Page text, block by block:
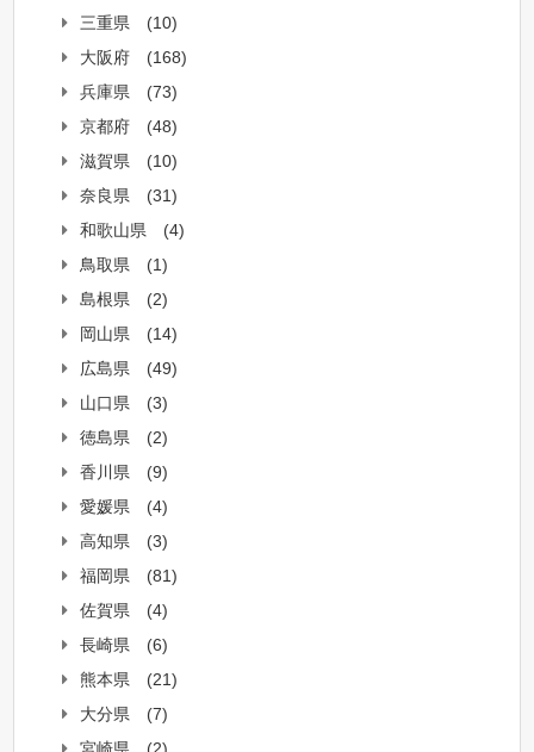
三重県
(10)
大阪府
(168)
兵庫県
(73)
京都府
(48)
滋賀県
(10)
奈良県
(31)
和歌山県
(4)
鳥取県
(1)
島根県
(2)
岡山県
(14)
広島県
(49)
山口県
(3)
徳島県
(2)
香川県
(9)
愛媛県
(4)
高知県
(3)
福岡県
(81)
佐賀県
(4)
長崎県
(6)
熊本県
(21)
大分県
(7)